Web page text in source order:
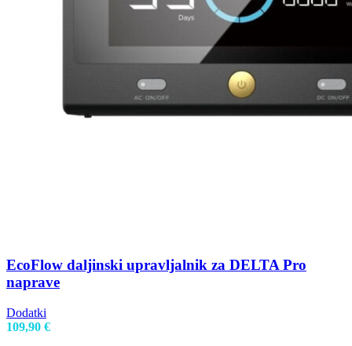
EcoFlow daljinski upravljalnik za DELTA Pro
naprave
Dodatki
109,90 €